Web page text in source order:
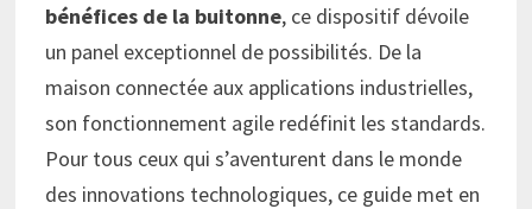
bénéfices de la buitonne, ce dispositif dévoile
un panel exceptionnel de possibilités. De la
maison connectée aux applications industrielles,
son fonctionnement agile redéfinit les standards.
Pour tous ceux qui s’aventurent dans le monde
des innovations technologiques, ce guide met en